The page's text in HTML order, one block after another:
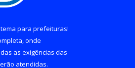
para prefeituras!
onde
as exigências das
atendidas.